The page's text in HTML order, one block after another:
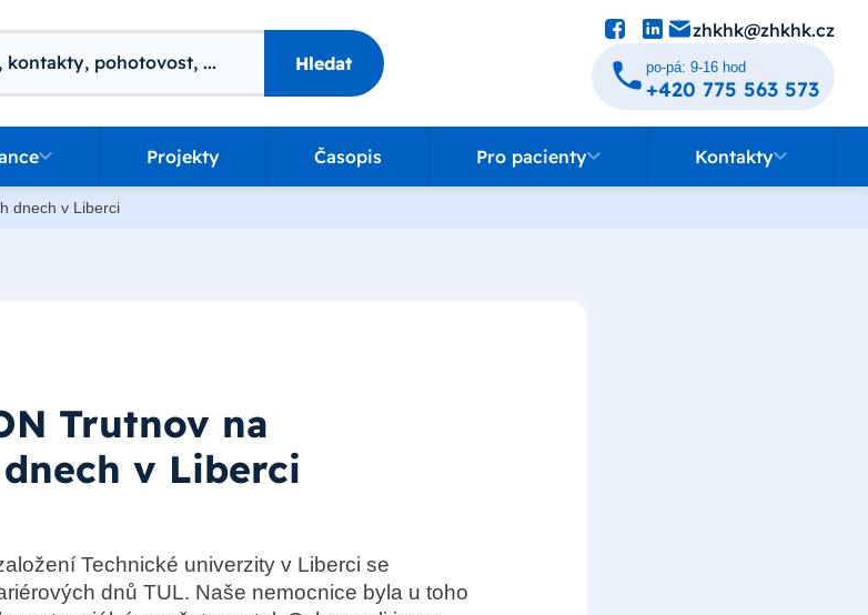
Hledat
zhkhk@zhkhk.cz
po-pá: 9-16 hod
+420 775 563 573
Projekty Časopis Pro pacienty Kontakty
dnech v Liberci
Trutnov na
v Liberci
Technické univerzity v Liberci se
dnů TUL. Naše nemocnice byla u toho